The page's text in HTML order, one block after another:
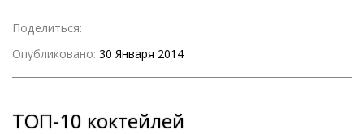
Поделиться:
Опубликовано: 30 Января 2014
ТОП-10 коктейлей